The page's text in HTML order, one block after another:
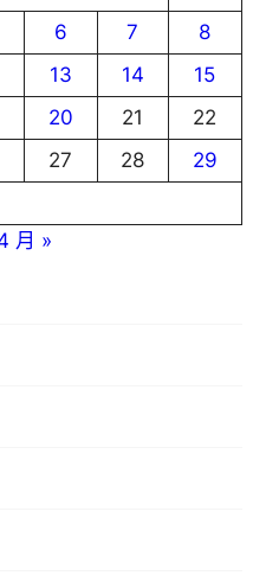
6 7
8
13 14
15
20 21
22
27 28
29
月 »